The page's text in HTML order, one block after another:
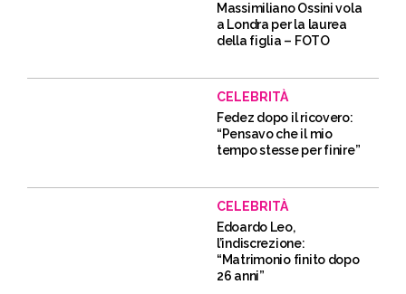
Massimiliano Ossini vola
a Londra per la laurea
della figlia – FOTO
CELEBRITÀ
Fedez dopo il ricovero:
“Pensavo che il mio
tempo stesse per finire”
CELEBRITÀ
Edoardo Leo,
l’indiscrezione:
“Matrimonio finito dopo
26 anni”